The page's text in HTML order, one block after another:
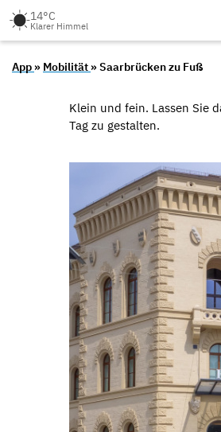
14°C
Klarer Himmel
App » Mobilität » Saarbrücken zu Fuß
Klein und fein. Lassen Sie
Tag zu gestalten.